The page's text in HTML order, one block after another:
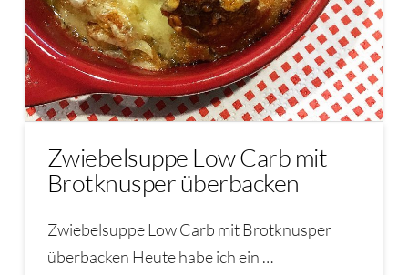
Zwiebelsuppe Low Carb mit
Brotknusper überbacken
Zwiebelsuppe Low Carb mit Brotknusper
überbacken Heute habe ich ein …